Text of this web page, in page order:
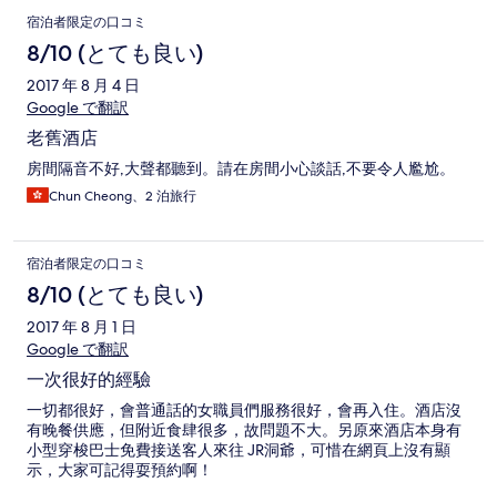
宿泊者限定の口コミ
8/10 (とても良い)
2017 年 8 月 4 日
Google で翻訳
老舊酒店
房間隔音不好,大聲都聽到。請在房間小心談話,不要令人尷尬。
Chun Cheong、2 泊旅行
宿泊者限定の口コミ
8/10 (とても良い)
2017 年 8 月 1 日
Google で翻訳
一次很好的經驗
一切都很好，會普通話的女職員們服務很好，會再入住。酒店沒
有晚餐供應，但附近食肆很多，故問題不大。另原來酒店本身有
小型穿梭巴士免費接送客人來往 JR洞爺，可惜在網頁上沒有顯
示，大家可記得耍預約啊！